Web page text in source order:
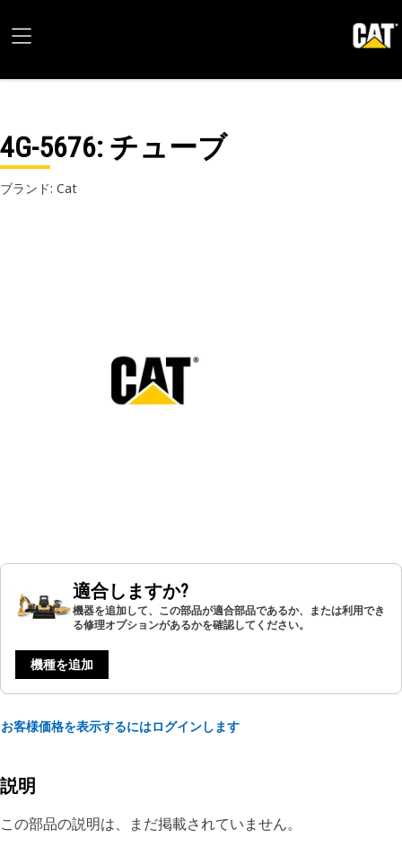
4G-5676: チューブ
ブランド: Cat
適合しますか?
機器を追加して、この部品が適合部品であるか、または利用でき
る修理オプションがあるかを確認してください。
機種を追加
お客様価格を表示するにはログインします
説明
この部品の説明は、まだ掲載されていません。